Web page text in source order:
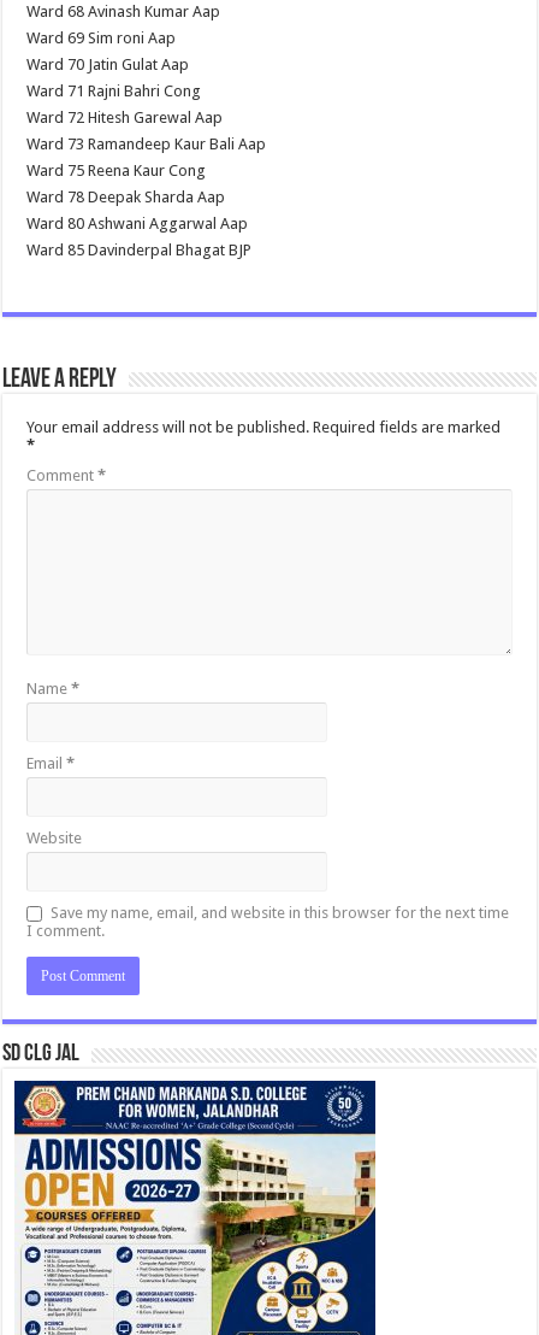
Ward 68 Avinash Kumar Aap
Ward 69 Sim roni Aap
Ward 70 Jatin Gulat Aap
Ward 71 Rajni Bahri Cong
Ward 72 Hitesh Garewal Aap
Ward 73 Ramandeep Kaur Bali Aap
Ward 75 Reena Kaur Cong
Ward 78 Deepak Sharda Aap
Ward 80 Ashwani Aggarwal Aap
Ward 85 Davinderpal Bhagat BJP
Leave a Reply
Your email address will not be published. Required fields are marked
*
Comment*
Name*
Email*
Website
Save my name, email, and website in this browser for the next time
I comment.
SD CLG JAL